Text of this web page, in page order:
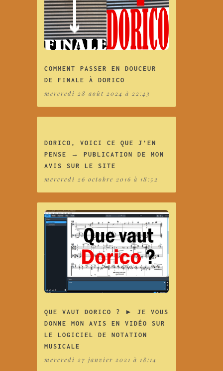
COMMENT PASSER EN DOUCEUR
DE FINALE À DORICO
mercredi 28 août 2024 à 22:43
DORICO, VOICI CE QUE J’EN
PENSE → PUBLICATION DE MON
AVIS SUR LE SITE
mercredi 26 octobre 2016 à 18:52
QUE VAUT DORICO ? ► JE VOUS
DONNE MON AVIS EN VIDÉO SUR
LE LOGICIEL DE NOTATION
MUSICALE
mercredi 27 janvier 2021 à 18:14